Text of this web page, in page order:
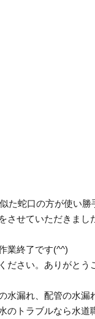
た蛇口の方が使い勝
させていただきまし
業終了です(^^)
ださい。ありがとう
水漏れ、配管の水漏
のトラブルなら水道